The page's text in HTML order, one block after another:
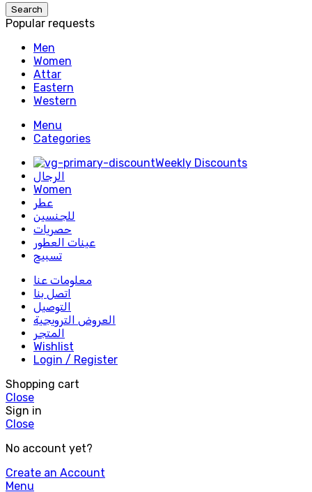
Search
Popular requests
Men
Women
Attar
Eastern
Western
Menu
Categories
Weekly Discounts
الرجال
Women
عطر
للجنسين
حصريات
عينات العطور
تسبيح
معلومات عنا
اتصل بنا
التوصيل
العروض الترويجية
المتجر
Wishlist
Login / Register
Shopping cart
Close
Sign in
Close
No account yet?
Create an Account
Menu